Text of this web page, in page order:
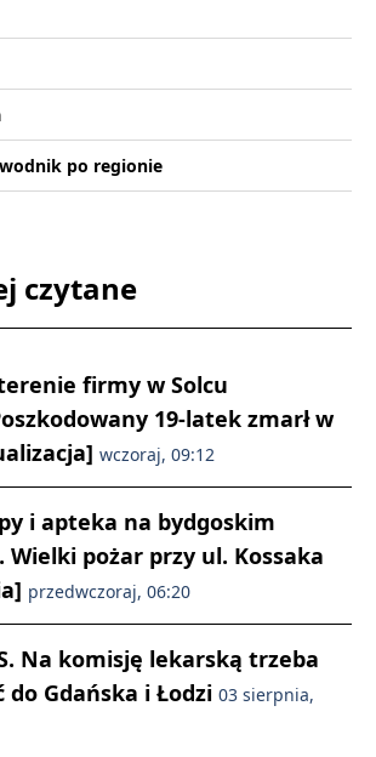
po regionie
czytane
firmy w Solcu
19-latek zmarł w
wczoraj, 09:12
i apteka na bydgoskim
Wielki pożar przy ul. Kossaka
przedwczoraj, 06:20
Na komisję lekarską trzeba
do Gdańska i Łodzi 03 sierpnia,